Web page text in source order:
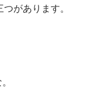
があります。